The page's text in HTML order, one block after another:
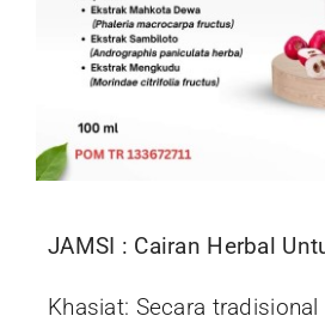
JAMSI : Cairan Herbal
Khasiat: Secara tradisional